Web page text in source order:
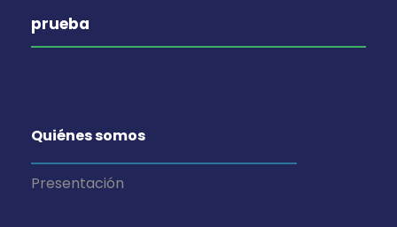
prueba
Quiénes somos
Presentación